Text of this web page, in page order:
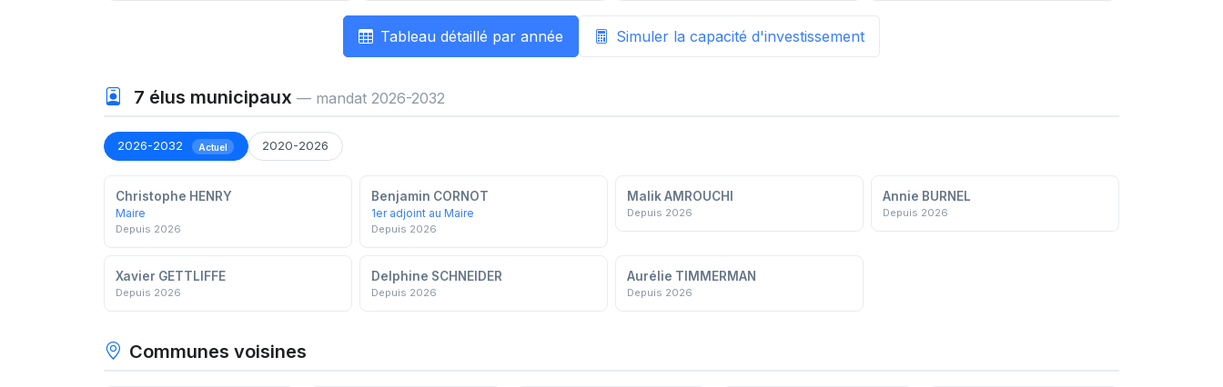
Tableau détaillé par année Simuler la capacité d'investissement
7 élus municipaux — mandat 2026-2032
2026-2032 Actuel 2020-2026
Christophe HENRY
Maire
Depuis 2026
Benjamin CORNOT
1er adjoint au Maire
Depuis 2026
Malik AMROUCHI
Depuis 2026
Annie BURNEL
Depuis 2026
Xavier GETTLIFFE
Depuis 2026
Delphine SCHNEIDER
Depuis 2026
Aurélie TIMMERMAN
Depuis 2026
Communes voisines